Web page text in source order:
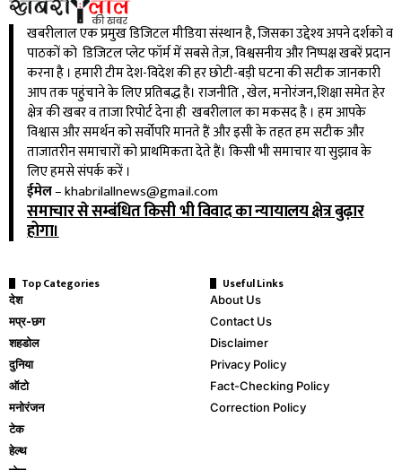
खबरीलाल एक प्रमुख डिजिटल मीडिया संस्थान है, जिसका उद्देश्य अपने दर्शको व
पाठकों को डिजिटल प्लेट फॉर्म में सबसे तेज़, विश्वसनीय और निष्पक्ष खबरें प्रदान
करना है । हमारी टीम देश-विदेश की हर छोटी-बड़ी घटना की सटीक जानकारी
आप तक पहुंचाने के लिए प्रतिबद्ध है। राजनीति , खेल, मनोरंजन,शिक्षा समेत हेर
क्षेत्र की खबर व ताजा रिपोर्ट देना ही खबरीलाल का मकसद है । हम आपके
विश्वास और समर्थन को सर्वोपरि मानते हैं और इसी के तहत हम सटीक और
ताजातरीन समाचारों को प्राथमिकता देते हैं। किसी भी समाचार या सुझाव के
लिए हमसे संपर्क करें ।
ईमेल–khabrilallnews@gmail.com
समाचार से सम्बंधित किसी भी विवाद का न्यायालय क्षेत्र बुढ़ार
होगा।
Top Categories
देश
मप्र-छग
शहडोल
दुनिया
ऑटो
मनोरंजन
टेक
हेल्थ
Useful Links
About Us
Contact Us
Disclaimer
Privacy Policy
Fact-Checking Policy
Correction Policy